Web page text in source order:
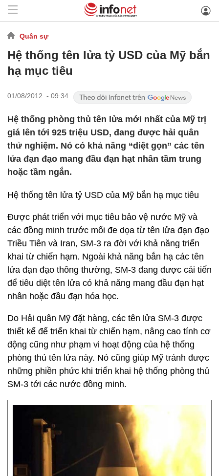
Quân sự
Hệ thống tên lửa tỷ USD của Mỹ bắn
hạ mục tiêu
01/08/2012 - 09:34
Hệ thống phòng thủ tên lửa mới nhất của Mỹ trị
giá lên tới 925 triệu USD, đang được hải quân
thử nghiệm. Nó có khả năng “diệt gọn” các tên
lửa đạn đạo mang đầu đạn hạt nhân tầm trung
hoặc tầm ngắn.
Hệ thống tên lửa tỷ USD của Mỹ bắn hạ mục tiêu
Được phát triển với mục tiêu bảo vệ nước Mỹ và
các đồng minh trước mối đe dọa từ tên lửa đạn đạo
Triều Tiên và Iran, SM-3 ra đời với khả năng triển
khai từ chiến hạm. Ngoài khả năng bắn hạ các tên
lửa đạn đạo thông thường, SM-3 đang được cải tiến
để tiêu diệt tên lửa có khả năng mang đầu đạn hạt
nhân hoặc đầu đạn hóa học.
Do Hải quân Mỹ đặt hàng, các tên lửa SM-3 được
thiết kế để triển khai từ chiến hạm, nâng cao tính cơ
động cũng như phạm vi hoạt động của hệ thống
phòng thủ tên lửa này. Nó cũng giúp Mỹ tránh được
những phiền phức khi triển khai hệ thống phòng thủ
SM-3 tới các nước đồng minh.